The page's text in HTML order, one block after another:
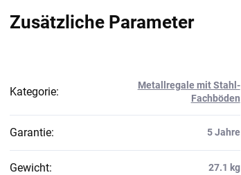
Zusätzliche Parameter
Kategorie:
Metallregale mit Stahl-
Fachböden
Garantie: 5 Jahre
Gewicht: 27.1 kg